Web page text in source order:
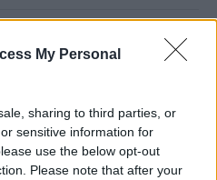
My Personal
sharing to third parties, or
sensitive information for
use the below opt-out
Please note that after your
εκτιμούν ότι ο ηγέτης
να μην παραδώσει τα
νέο και πιο
Ουκρανία και ειδικά